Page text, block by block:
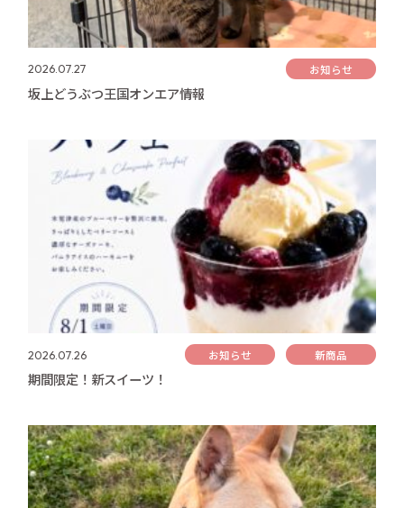
2026.07.27 お知らせ
坂上どうぶつ王国オンエア情報
2026.07.26 お知らせ 新商品
期間限定！新スイーツ！